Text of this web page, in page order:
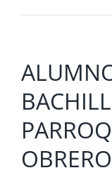
OBRERO